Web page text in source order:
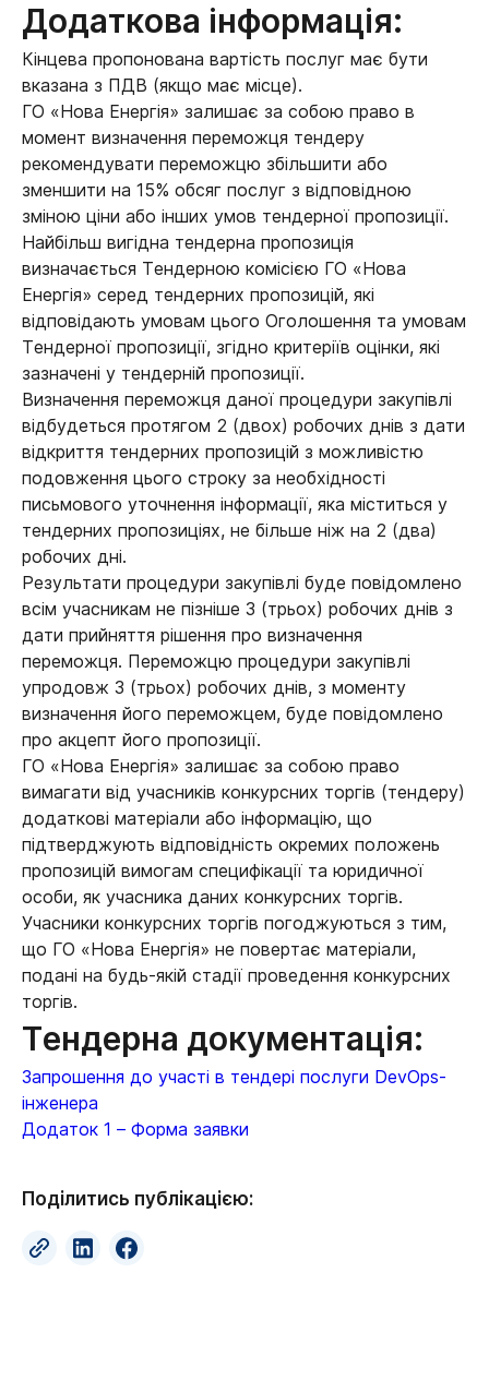
Додаткова інформація:
Кінцева пропонована вартість послуг має бути
вказана з ПДВ (якщо має місце).
ГО «Нова Енергія» залишає за собою право в
момент визначення переможця тендеру
рекомендувати переможцю збільшити або
зменшити на 15% обсяг послуг з відповідною
зміною ціни або інших умов тендерної пропозиції.
Найбільш вигідна тендерна пропозиція
визначається Тендерною комісією ГО «Нова
Енергія» серед тендерних пропозицій, які
відповідають умовам цього Оголошення та умовам
Тендерної пропозиції, згідно критеріїв оцінки, які
зазначені у тендерній пропозиції.
Визначення переможця даної процедури закупівлі
відбудеться протягом 2 (двох) робочих днів з дати
відкриття тендерних пропозицій з можливістю
подовження цього строку за необхідності
письмового уточнення інформації, яка міститься у
тендерних пропозиціях, не більше ніж на 2 (два)
робочих дні.
Результати процедури закупівлі буде повідомлено
всім учасникам не пізніше 3 (трьох) робочих днів з
дати прийняття рішення про визначення
переможця. Переможцю процедури закупівлі
упродовж 3 (трьох) робочих днів, з моменту
визначення його переможцем, буде повідомлено
про акцепт його пропозиції.
ГО «Нова Енергія» залишає за собою право
вимагати від учасників конкурсних торгів (тендеру)
додаткові матеріали або інформацію, що
підтверджують відповідність окремих положень
пропозицій вимогам специфікації та юридичної
особи, як учасника даних конкурсних торгів.
Учасники конкурсних торгів погоджуються з тим,
що ГО «Нова Енергія» не повертає матеріали,
подані на будь-якій стадії проведення конкурсних
торгів.
Тендерна документація:
Запрошення до участі в тендері послуги DevOps-
інженера
Додаток 1 – Форма заявки
Поділитись публікацією: